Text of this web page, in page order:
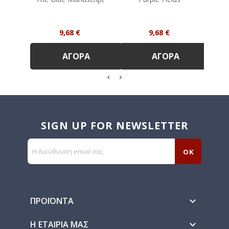
Τιμή
9,68 €
ΑΓΟΡΆ
Τιμή
9,68 €
ΑΓΟΡΆ
SIGN UP FOR NEWSLETTER
ΠΡΟΪΌΝΤΑ 
Η ΕΤΑΙΡΊΑ ΜΑΣ 